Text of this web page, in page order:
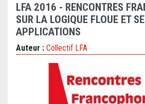
LFA 2016 - RENCONTRES
SUR LA LOGIQUE FLOUE ET
APPLICATIONS
Auteur : Collectif LFA